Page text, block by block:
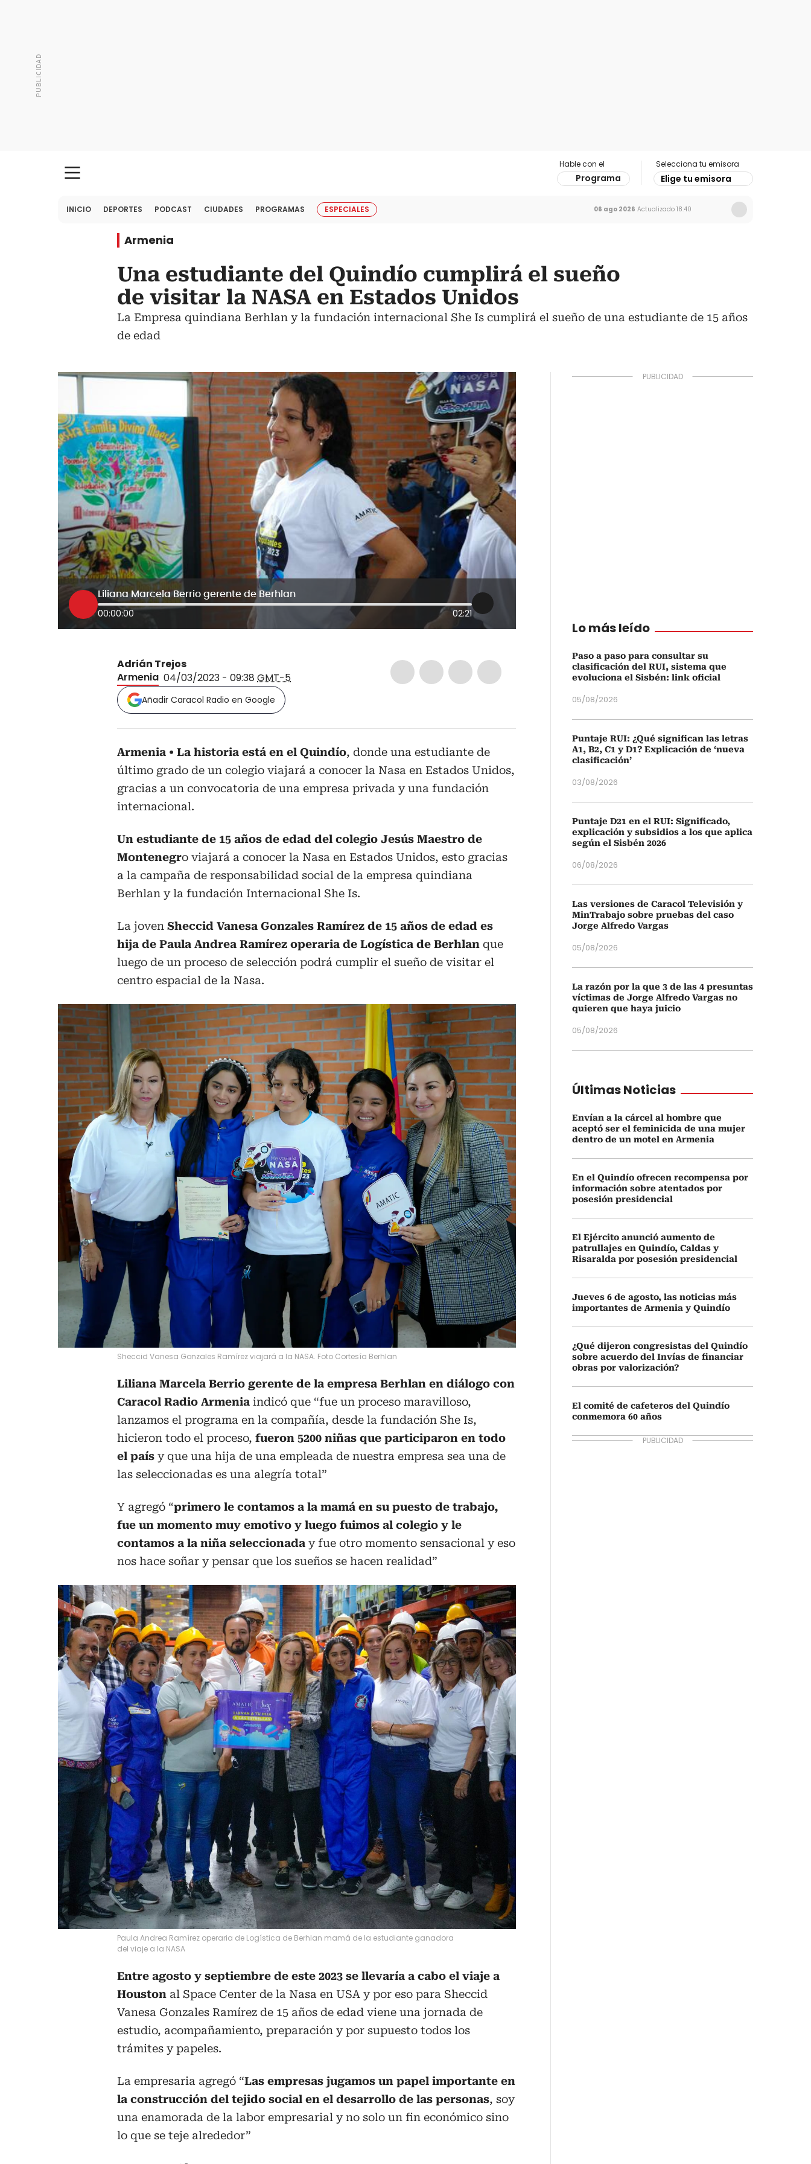
Hable con el
Programa
Selecciona tu emisora
Elige tu emisora
INICIO DEPORTES PODCAST CIUDADES PROGRAMAS ESPECIALES 06 ago 2026 Actualizado 18:40
Armenia
Una estudiante del Quindío cumplirá el sueño
de visitar la NASA en Estados Unidos
La Empresa quindiana Berhlan y la fundación internacional She Is cumplirá el sueño de una estudiante de 15 años
de edad
Liliana Marcela Berrio gerente de Berhlan
00:00:00 02:21
Adrián Trejos
Armenia 04/03/2023 - 09:38 GMT-5
Añadir Caracol Radio en Google
Armenia La historia está en el Quindío, donde una estudiante de
último grado de un colegio viajará a conocer la Nasa en Estados Unidos,
gracias a un convocatoria de una empresa privada y una fundación
internacional.
Un estudiante de 15 años de edad del colegio Jesús Maestro de
Montenegro viajará a conocer la Nasa en Estados Unidos, esto gracias
a la campaña de responsabilidad social de la empresa quindiana
Berhlan y la fundación Internacional She Is.
La joven Sheccid Vanesa Gonzales Ramírez de 15 años de edad es
hija de Paula Andrea Ramírez operaria de Logística de Berhlan que
luego de un proceso de selección podrá cumplir el sueño de visitar el
centro espacial de la Nasa.
Sheccid Vanesa Gonzales Ramírez viajará a la NASA. Foto Cortesía Berhlan
Liliana Marcela Berrio gerente de la empresa Berhlan en diálogo con
Caracol Radio Armenia indicó que “fue un proceso maravilloso,
lanzamos el programa en la compañía, desde la fundación She Is,
hicieron todo el proceso, fueron 5200 niñas que participaron en todo
el país y que una hija de una empleada de nuestra empresa sea una de
las seleccionadas es una alegría total”
Y agregó “primero le contamos a la mamá en su puesto de trabajo,
fue un momento muy emotivo y luego fuimos al colegio y le
contamos a la niña seleccionada y fue otro momento sensacional y eso
nos hace soñar y pensar que los sueños se hacen realidad”
Paula Andrea Ramírez operaria de Logística de Berhlan mamá de la estudiante ganadora
del viaje a la NASA
Entre agosto y septiembre de este 2023 se llevaría a cabo el viaje a
Houston al Space Center de la Nasa en USA y por eso para Sheccid
Vanesa Gonzales Ramírez de 15 años de edad viene una jornada de
estudio, acompañamiento, preparación y por supuesto todos los
trámites y papeles.
La empresaria agregó “Las empresas jugamos un papel importante en
la construcción del tejido social en el desarrollo de las personas, soy
una enamorada de la labor empresarial y no solo un fin económico sino
lo que se teje alrededor”
Lo más leído
Paso a paso para consultar su
clasificación del RUI, sistema que
evoluciona el Sisbén: link oficial
05/08/2026
Puntaje RUI: ¿Qué significan las letras
A1, B2, C1 y D1? Explicación de ‘nueva
clasificación’
03/08/2026
Puntaje D21 en el RUI: Significado,
explicación y subsidios a los que aplica
según el Sisbén 2026
06/08/2026
Las versiones de Caracol Televisión y
MinTrabajo sobre pruebas del caso
Jorge Alfredo Vargas
05/08/2026
La razón por la que 3 de las 4 presuntas
víctimas de Jorge Alfredo Vargas no
quieren que haya juicio
05/08/2026
Últimas Noticias
Envían a la cárcel al hombre que
aceptó ser el feminicida de una mujer
dentro de un motel en Armenia
En el Quindío ofrecen recompensa por
información sobre atentados por
posesión presidencial
El Ejército anunció aumento de
patrullajes en Quindío, Caldas y
Risaralda por posesión presidencial
Jueves 6 de agosto, las noticias más
importantes de Armenia y Quindío
¿Qué dijeron congresistas del Quindío
sobre acuerdo del Invías de financiar
obras por valorización?
El comité de cafeteros del Quindío
conmemora 60 años